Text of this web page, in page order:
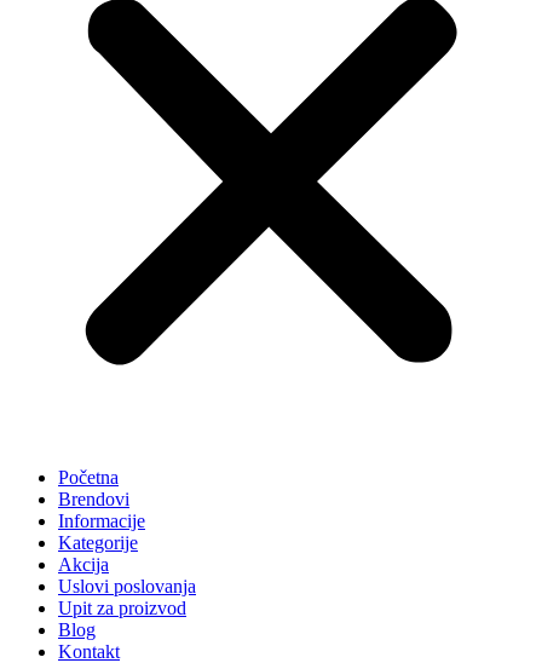
Početna
Brendovi
Informacije
Kategorije
Akcija
Uslovi poslovanja
Upit za proizvod
Blog
Kontakt